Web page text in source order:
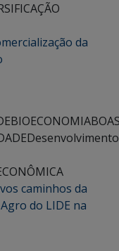
da
BIOECONOMIA
Desenvolvimento
caminhos da
do LIDE na